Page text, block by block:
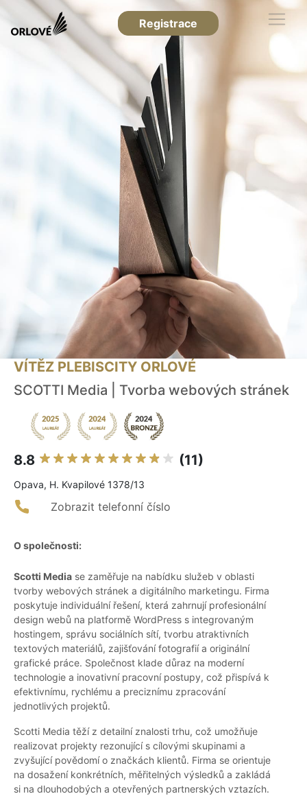
Registrace
VÍTĚZ PLEBISCITY ORLOVÉ
SCOTTI Media | Tvorba webových stránek
8.8 (11)
Opava, H. Kvapilové 1378/13
Zobrazit telefonní číslo
O společnosti:
Scotti Media se zaměřuje na nabídku služeb v oblasti
tvorby webových stránek a digitálního marketingu. Firma
poskytuje individuální řešení, která zahrnují profesionální
design webů na platformě WordPress s integrovaným
hostingem, správu sociálních sítí, tvorbu atraktivních
textových materiálů, zajišťování fotografií a originální
grafické práce. Společnost klade důraz na moderní
technologie a inovativní pracovní postupy, což přispívá k
efektivnímu, rychlému a preciznímu zpracování
jednotlivých projektů.
Scotti Media těží z detailní znalosti trhu, což umožňuje
realizovat projekty rezonující s cílovými skupinami a
zvyšující povědomí o značkách klientů. Firma se orientuje
na dosažení konkrétních, měřitelných výsledků a zakládá
si na dlouhodobých a otevřených partnerských vztazích.